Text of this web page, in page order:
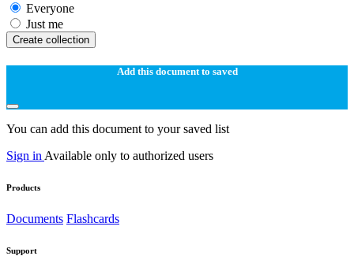
Everyone
Just me
Create collection
Add this document to saved
You can add this document to your saved list
Sign in Available only to authorized users
Products
Documents Flashcards
Support